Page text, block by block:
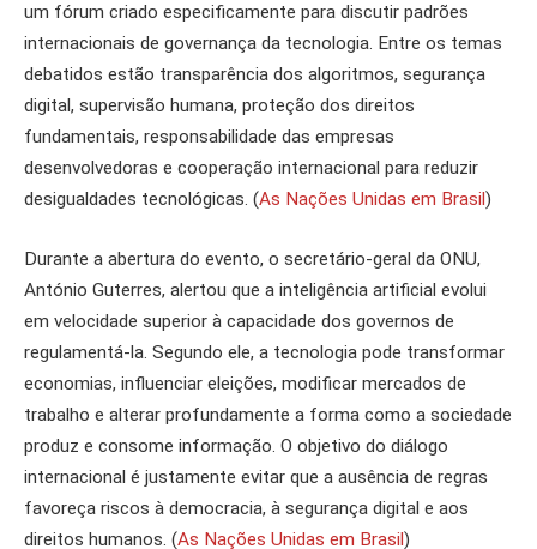
um fórum criado especificamente para discutir padrões
internacionais de governança da tecnologia. Entre os temas
debatidos estão transparência dos algoritmos, segurança
digital, supervisão humana, proteção dos direitos
fundamentais, responsabilidade das empresas
desenvolvedoras e cooperação internacional para reduzir
desigualdades tecnológicas. (As Nações Unidas em Brasil)
Durante a abertura do evento, o secretário-geral da ONU,
António Guterres, alertou que a inteligência artificial evolui
em velocidade superior à capacidade dos governos de
regulamentá-la. Segundo ele, a tecnologia pode transformar
economias, influenciar eleições, modificar mercados de
trabalho e alterar profundamente a forma como a sociedade
produz e consome informação. O objetivo do diálogo
internacional é justamente evitar que a ausência de regras
favoreça riscos à democracia, à segurança digital e aos
direitos humanos. (As Nações Unidas em Brasil)